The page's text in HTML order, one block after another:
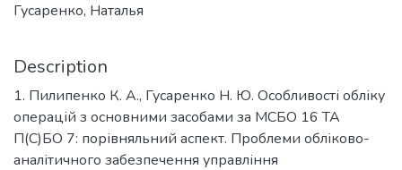
Гусаренко, Наталья
Description
1. Пилипенко К. А., Гусаренко Н. Ю. Особливості обліку
операцій з основними засобами за МСБО 16 ТА
П(С)БО 7: порівняльний аспект. Проблеми обліково-
аналітичного забезпечення управління